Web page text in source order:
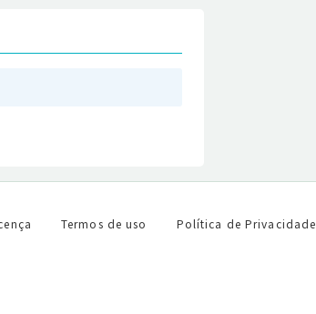
Termos de uso
Política de Privacidade